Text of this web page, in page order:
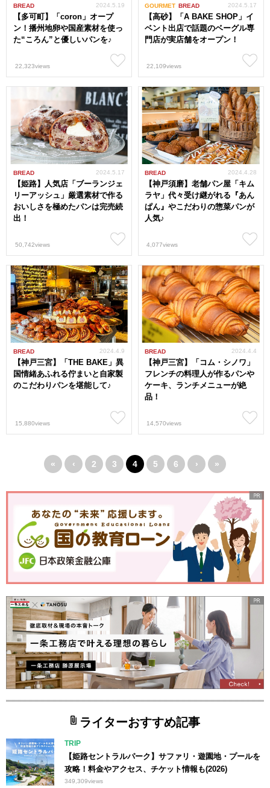
BREAD
【多可町】「coron」オープ
ン！播州地卵や国産素材を使っ
た“ころん”と優しいパンを♪
2024.5.19
22,323views
GOURMET BREAD
【高砂】「A BAKE SHOP」イ
ベント出店で話題のベーグル専
門店が実店舗をオープン！
2024.5.17
22,109views
BREAD
【姫路】人気店「ブーランジェ
リーアッシュ」厳選素材で作る
おいしさを極めたパンは完売続
出！
2024.5.17
50,742views
BREAD
【神戸須磨】老舗パン屋「キム
ラヤ」代々受け継がれる『あん
ぱん』やこだわりの惣菜パンが
人気♪
2024.4.28
4,077views
BREAD
【神戸三宮】「THE BAKE」異
国情緒あふれる佇まいと自家製
のこだわりパンを堪能して♪
2024.4.9
15,880views
BREAD
【神戸三宮】「コム・シノワ」
フレンチの料理人が作るパンや
ケーキ、ランチメニューが絶
品！
2024.4.4
14,570views
« ‹ 2 3 4 5 6 › »
ライターおすすめ記事
TRIP
【姫路セントラルパーク】サファリ・遊園地・プールを
攻略！料金やアクセス、チケット情報も(2026)
349,309views